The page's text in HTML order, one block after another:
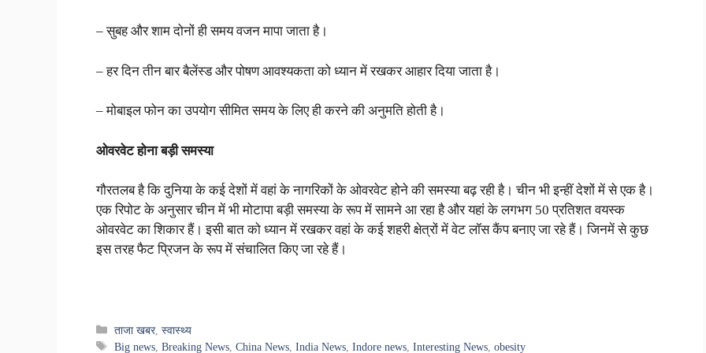
– सुबह और शाम दोनों ही समय वजन मापा जाता है।
– हर दिन तीन बार बैलेंस्ड और पोषण आवश्यकता को ध्यान में रखकर आहार दिया जाता है।
– मोबाइल फोन का उपयोग सीमित समय के लिए ही करने की अनुमति होती है।
ओवरवेट होना बड़ी समस्या
गौरतलब है कि दुनिया के कई देशों में वहां के नागरिकों के ओवरवेट होने की समस्या बढ़ रही है। चीन भी इन्हीं देशों में से एक है।
एक रिपोट के अनुसार चीन में भी मोटापा बड़ी समस्या के रूप में सामने आ रहा है और यहां के लगभग 50 प्रतिशत वयस्क
ओवरवेट का शिकार हैं। इसी बात को ध्यान में रखकर वहां के कई शहरी क्षेत्रों में वेट लॉस कैंप बनाए जा रहे हैं। जिनमें से कुछ
इस तरह फैट प्रिजन के रूप में संचालित किए जा रहे हैं।
Categories
ताजा खबर,स्वास्थ्य
Tags
Big news ,Breaking News ,China News ,India News ,Indore news ,Interesting News ,obesity